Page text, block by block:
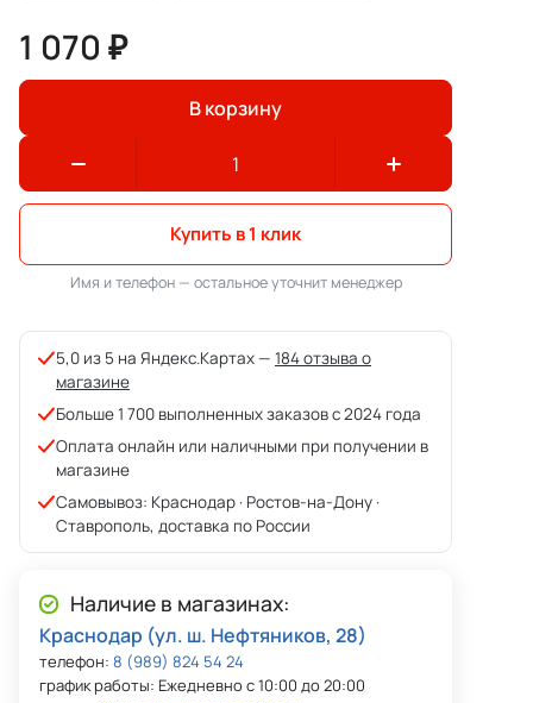
1 070 ₽
В корзину
Купить в 1 клик
Имя и телефон — остальное уточнит менеджер
5,0 из 5 на Яндекс.Картах — 184 отзыва о
магазине
Больше 1 700 выполненных заказов с 2024 года
Оплата онлайн или наличными при получении в
магазине
Самовывоз: Краснодар · Ростов-на-Дону ·
Ставрополь, доставка по России
Наличие в магазинах:
Краснодар (ул. ш. Нефтяников, 28)
телефон: 8 (989) 824 54 24
график работы: Ежедневно с 10:00 до 20:00